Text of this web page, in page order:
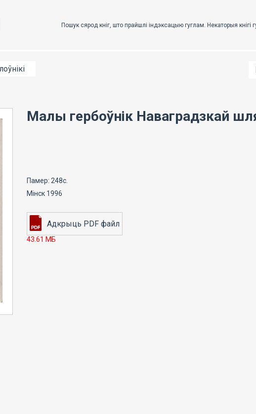
Малы гербоўнік Наваградзкай
Памер: 248с.
Мінск 1996
43.61 МБ